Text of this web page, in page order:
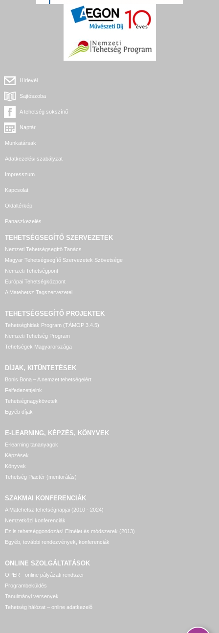
Hírlevél
Sajtószoba
A tehetség sokszínű
Naptár
Munkatársak
Adatkezelési szabályzat
Impresszum
Kapcsolat
Oldaltérkép
Panaszkezelés
TEHETSÉGSEGÍTŐ SZERVEZETEK
Nemzeti Tehetségsegítő Tanács
Magyar Tehetségsegítő Szervezetek Szövetsége
Nemzeti Tehetségpont
Európai Tehetségközpont
A Matehetsz Tagszervezetei
TEHETSÉGSEGÍTŐ PROJEKTEK
Tehetséghidak Program (TÁMOP 3.4.5)
Nemzeti Tehetség Program
Tehetségek Magyarországa
DÍJAK, KITÜNTETÉSEK
Bonis Bona – A nemzet tehetségeiért
Felfedezettjeink
Tehetségnagykövetek
Egyéb díjak
E-LEARNING, KÉPZÉS, KÖNYVEK
E-learning tananyagok
Képzések
Könyvek
Tehetség Piactér (mentorálás)
SZAKMAI KONFERENCIÁK
A Matehetsz tehetségnapjai (2010 - 2024)
Nemzetközi konferenciák
Ez is tehetséggondozás! Elmélet és módszerek (2013)
Egyéb, további rendezvények, konferenciák
ONLINE SZOLGÁLTATÁSOK
OPER - online pályázati rendszer
Programbeküldés
Tanulmányi versenyek
Tehetség hálózat – online adatkezelő